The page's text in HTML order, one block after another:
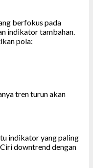
berfokus pada
indikator tambahan.
pola:
tren turun akan
indikator yang paling
downtrend dengan